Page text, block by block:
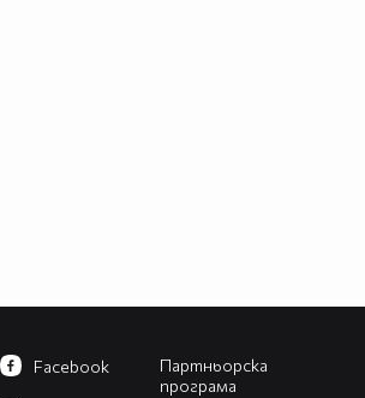
Партньорска
програма
Facebook